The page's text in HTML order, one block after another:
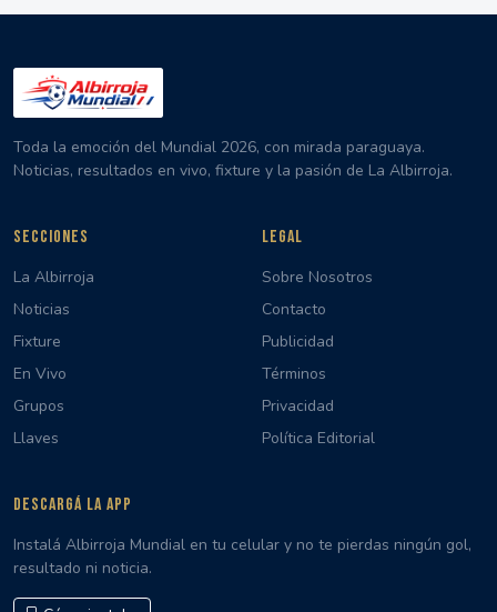
Toda la emoción del Mundial 2026, con mirada paraguaya.
Noticias, resultados en vivo, fixture y la pasión de La Albirroja.
SECCIONES
La Albirroja
Noticias
Fixture
En Vivo
Grupos
Llaves
LEGAL
Sobre Nosotros
Contacto
Publicidad
Términos
Privacidad
Política Editorial
DESCARGÁ LA APP
Instalá Albirroja Mundial en tu celular y no te pierdas ningún gol,
resultado ni noticia.